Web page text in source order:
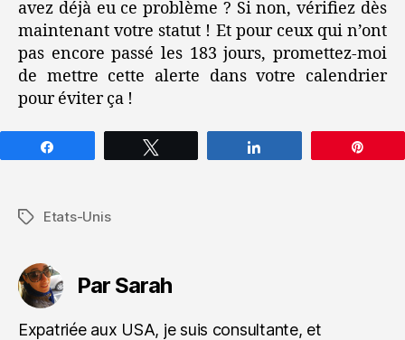
avez déjà eu ce problème ? Si non, vérifiez dès
maintenant votre statut ! Et pour ceux qui n’ont
pas encore passé les 183 jours, promettez-moi
de mettre cette alerte dans votre calendrier
pour éviter ça !
Étiquettes
Etats-Unis
Par Sarah
Expatriée aux USA, je suis consultante, et